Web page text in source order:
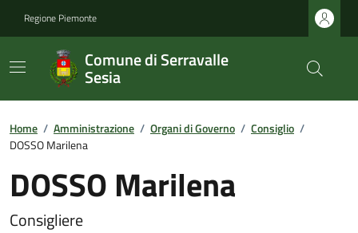
Regione Piemonte
Comune di Serravalle
Sesia
Home / Amministrazione / Organi di Governo / Consiglio /
DOSSO Marilena
DOSSO Marilena
Consigliere